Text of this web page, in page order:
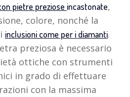
pietre preziose incastonate,
colore, nonché la
inclusioni come per i diamanti.
preziosa è necessario
ottiche con strumenti
in grado di effettuare
con la massima